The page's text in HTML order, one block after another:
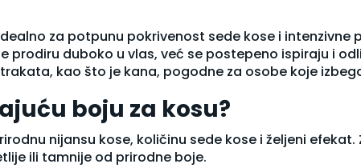
za potpunu pokrivenost sede kose i intenzivne
prodiru duboko u vlas, već se postepeno ispiraju i
kao što je kana, pogodne za osobe koje
boju za kosu?
nijansu kose, količinu sede kose i željeni
ili tamnije od prirodne boje.